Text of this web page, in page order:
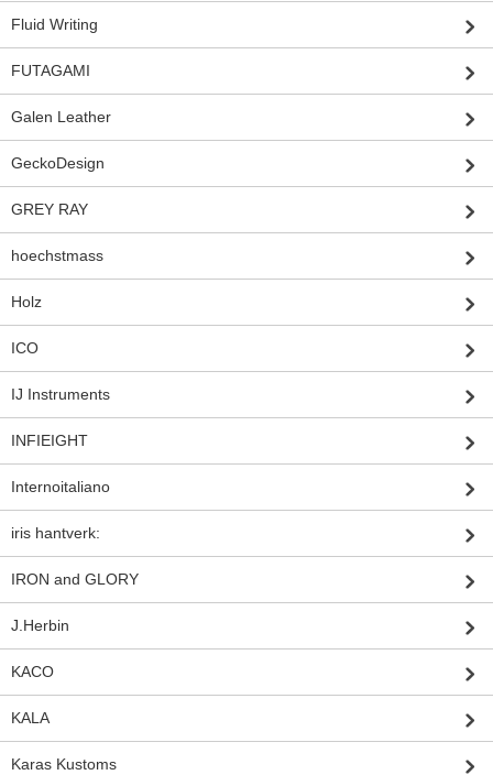
Fluid Writing
FUTAGAMI
Galen Leather
GeckoDesign
GREY RAY
hoechstmass
Holz
ICO
IJ Instruments
INFIEIGHT
Internoitaliano
iris hantverk:
IRON and GLORY
J.Herbin
KACO
KALA
Karas Kustoms